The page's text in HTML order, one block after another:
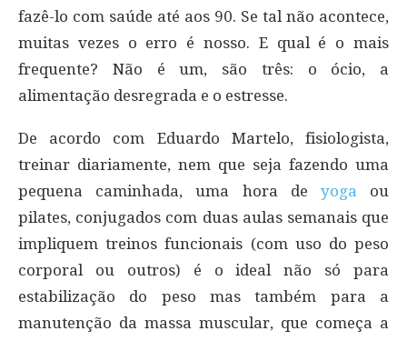
fazê-lo com saúde até aos 90. Se tal não acontece,
muitas vezes o erro é nosso. E qual é o mais
frequente? Não é um, são três: o ócio, a
alimentação desregrada e o estresse.
De acordo com Eduardo Martelo, fisiologista,
treinar diariamente, nem que seja fazendo uma
pequena caminhada, uma hora de yoga ou
pilates, conjugados com duas aulas semanais que
impliquem treinos funcionais (com uso do peso
corporal ou outros) é o ideal não só para
estabilização do peso mas também para a
manutenção da massa muscular, que começa a